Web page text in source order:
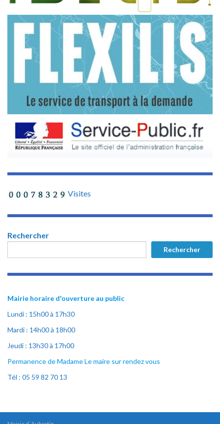
Visites
Rechercher
Rechercher
Mairie horaire d'ouverture au public
Lundi : 15h00 à 17h30
Mardi : 14h00 à 18h00
Jeudi : 13h30 à 17h00
Permanence de Madame Le maire sur rendez vous
Tél : 05 59 82 70 13